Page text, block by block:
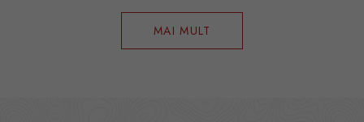
MAI MULT